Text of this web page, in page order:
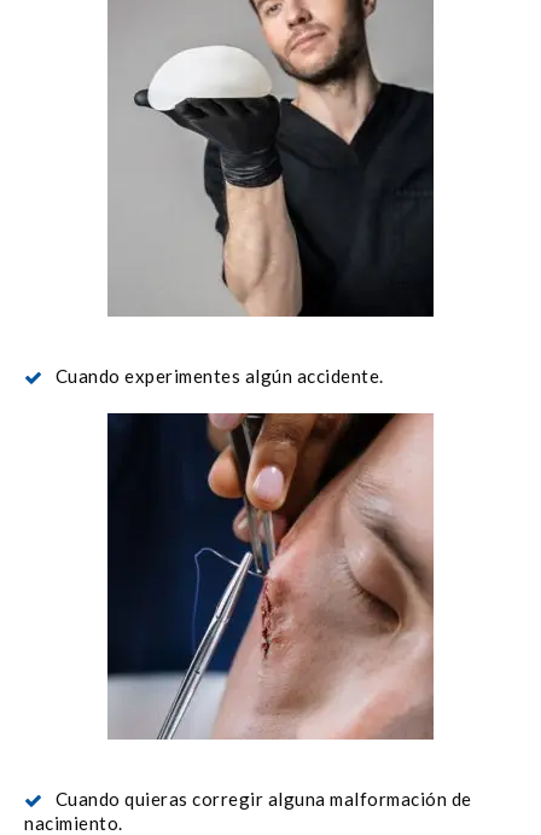
Cuando experimentes algún accidente.
Cuando quieras corregir alguna malformación de
nacimiento.